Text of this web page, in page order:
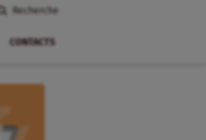
Recherche
CONTACTS